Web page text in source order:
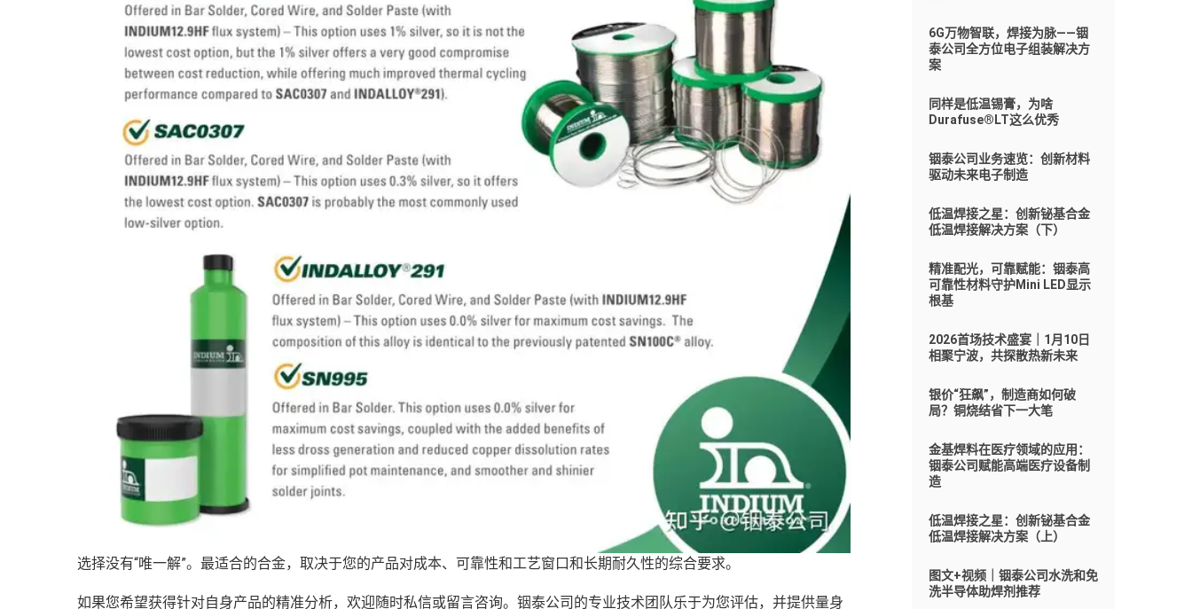
选择没有“唯一解”。最适合的合金，取决于您的产品对成本、可靠性和工艺窗口和长期耐久性的综合要求。
如果您希望获得针对自身产品的精准分析，欢迎随时私信或留言咨询。铟泰公司的专业技术团队乐于为您评估，并提供量身
6G万物智联，焊接为脉——铟
泰公司全方位电子组装解决方
案
同样是低温锡膏，为啥
Durafuse®LT这么优秀
铟泰公司业务速览：创新材料
驱动未来电子制造
低温焊接之星：创新铋基合金
低温焊接解决方案（下）
精准配光，可靠赋能：铟泰高
可靠性材料守护Mini LED显示
根基
2026首场技术盛宴｜1月10日
相聚宁波，共探散热新未来
银价“狂飙”，制造商如何破
局？铜烧结省下一大笔
金基焊料在医疗领域的应用：
铟泰公司赋能高端医疗设备制
造
低温焊接之星：创新铋基合金
低温焊接解决方案（上）
图文+视频｜铟泰公司水洗和免
洗半导体助焊剂推荐